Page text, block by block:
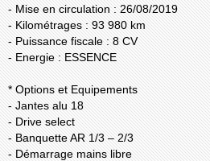
- Mise en circulation : 26/08/2019
- Kilométrages : 93 980 km
- Puissance fiscale : 8 CV
- Energie : ESSENCE
* Options et Equipements
- Jantes alu 18
- Drive select
- Banquette AR 1/3 – 2/3
- Démarrage mains libre